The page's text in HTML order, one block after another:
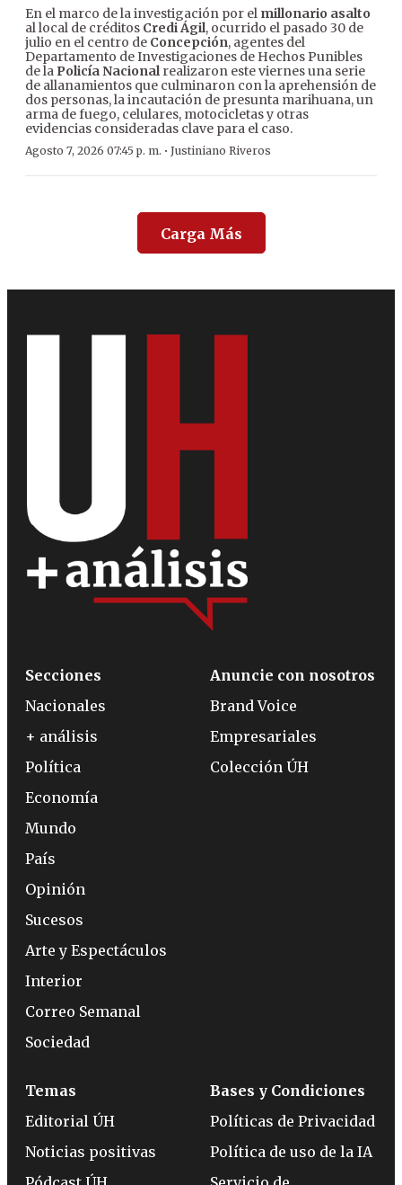
En el marco de la investigación por el millonario asalto
al local de créditos Credi Ágil, ocurrido el pasado 30 de
julio en el centro de Concepción, agentes del
Departamento de Investigaciones de Hechos Punibles
de la Policía Nacionalrealizaron este viernes una serie
de allanamientos que culminaron con la aprehensión de
dos personas, la incautación de presunta marihuana, un
arma de fuego, celulares, motocicletas y otras
evidencias consideradas clave para el caso.
Agosto 7, 2026 07:45 p. m. · Justiniano Riveros
Carga Más
Secciones
Nacionales
+ análisis
Política
Economía
Mundo
País
Opinión
Sucesos
Arte y Espectáculos
Interior
Correo Semanal
Sociedad
Anuncie con nosotros
Brand Voice
Empresariales
Colección ÚH
Temas
Editorial ÚH
Noticias positivas
Bases y Condiciones
Políticas de Privacidad
Política de uso de la IA